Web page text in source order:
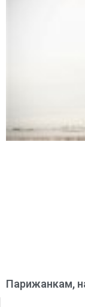
Парижанкам,